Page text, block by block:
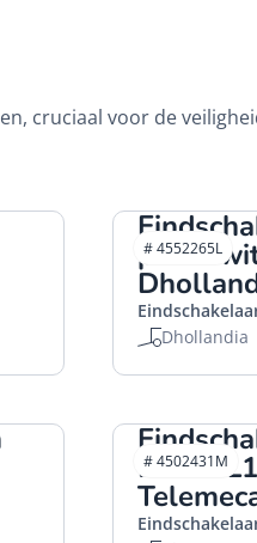
cruciaal voor de
Dhollandia
# 4552265L
D2115L1
# 4502431M